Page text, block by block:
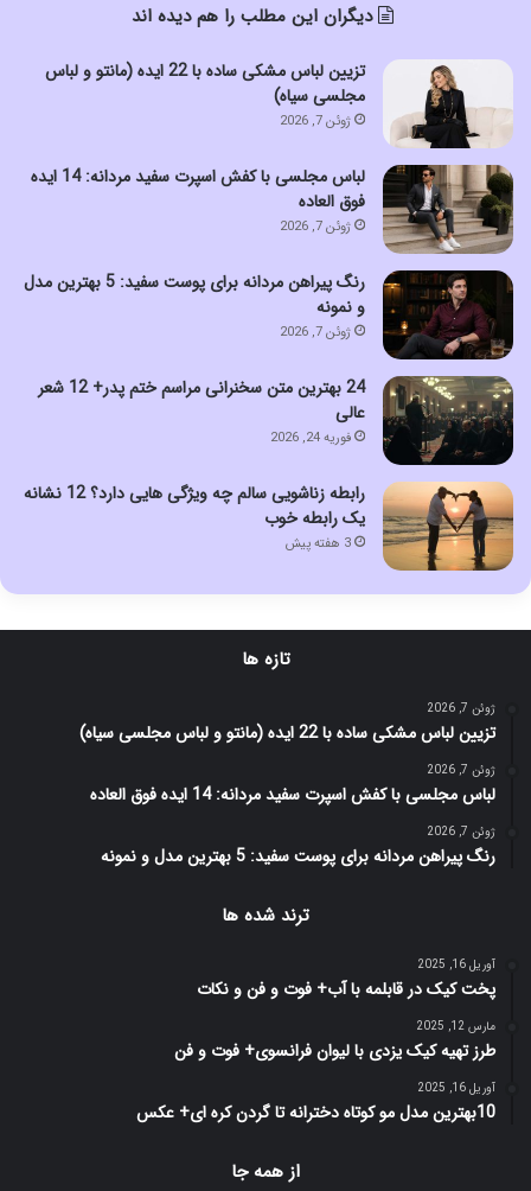
دیگران این مطلب را هم دیده اند
تزیین لباس مشکی ساده با 22 ایده (مانتو و لباس
مجلسی سیاه)
ژوئن 7, 2026
لباس مجلسی با کفش اسپرت سفید مردانه: 14 ایده
فوق العاده
ژوئن 7, 2026
رنگ پیراهن مردانه برای پوست سفید: 5 بهترین مدل
و نمونه
ژوئن 7, 2026
24 بهترین متن سخنرانی مراسم ختم پدر+ 12 شعر
عالی
فوریه 24, 2026
رابطه زناشویی سالم چه ویژگی هایی دارد؟ 12 نشانه
یک رابطه خوب
3 هفته پیش
تازه ها
ژوئن 7, 2026
تزیین لباس مشکی ساده با 22 ایده (مانتو و لباس مجلسی سیاه)
ژوئن 7, 2026
لباس مجلسی با کفش اسپرت سفید مردانه: 14 ایده فوق العاده
ژوئن 7, 2026
رنگ پیراهن مردانه برای پوست سفید: 5 بهترین مدل و نمونه
ترند شده ها
آوریل 16, 2025
پخت کیک در قابلمه با آب+ فوت و فن و نکات
مارس 12, 2025
طرز تهیه کیک یزدی با لیوان فرانسوی+ فوت و فن
آوریل 16, 2025
10بهترین مدل مو کوتاه دخترانه تا گردن کره ای+ عکس
از همه جا